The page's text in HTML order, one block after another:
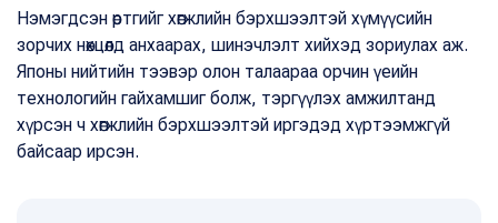
Нэмэгдсэн өртгийг хөгжлийн бэрхшээлтэй хүмүүсийн
зорчих нөхцөлд анхаарах, шинэчлэлт хийхэд зориулах аж.
Японы нийтийн тээвэр олон талаараа орчин үеийн
технологийн гайхамшиг болж, тэргүүлэх амжилтанд
хүрсэн ч хөгжлийн бэрхшээлтэй иргэдэд хүртээмжгүй
байсаар ирсэн.